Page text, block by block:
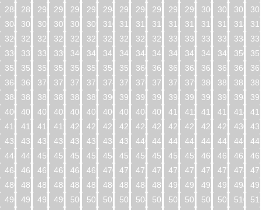
288
289 290 291 292 293 294 295 296 297 298 299 300 301 302
304
305 306 307 308 309 310 311 312 313 314 315 316 317 318
320
321 322 323 324 325 326 327 328 329 330 331 332 333 334
336
337 338 339 340 341 342 343 344 345 346 347 348 349 350
352
353 354 355 356 357 358 359 360 361 362 363 364 365 366
368
369 370 371 372 373 374 375 376 377 378 379 380 381 382
384
385 386 387 388 389 390 391 392 393 394 395 396 397 398
400
401 402 403 404 405 406 407 408 409 410 411 412 413 414
416
417 418 419 420 421 422 423 424 425 426 427 428 429 430
432
433 434 435 436 437 438 439 440 441 442 443 444 445 446
448
449 450 451 452 453 454 455 456 457 458 459 460 461 462
464
465 466 467 468 469 470 471 472 473 474 475 476 477 478
480
481 482 483 484 485 486 487 488 489 490 491 492 493 494
496
497 498 499 500 501 502 503 504 505 506 507 508 509 510